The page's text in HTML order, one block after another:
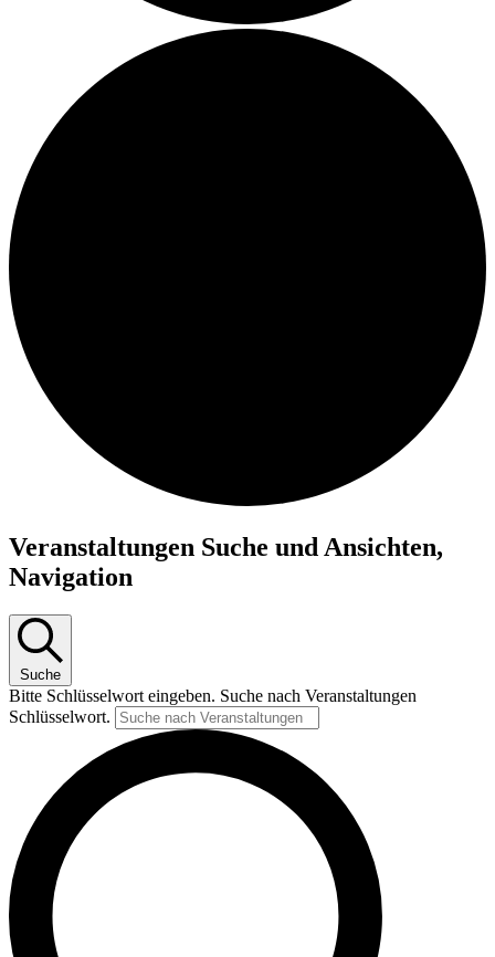
Veranstaltungen Suche und Ansichten,
Navigation
Suche
Bitte Schlüsselwort eingeben. Suche nach Veranstaltungen
Schlüsselwort.